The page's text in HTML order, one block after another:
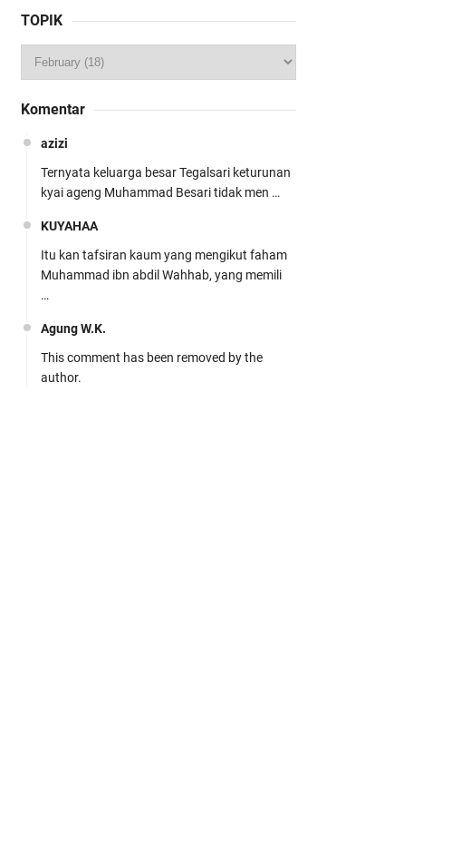
TOPIK
Komentar
azizi
Ternyata keluarga besar Tegalsari keturunan
kyai ageng Muhammad Besari tidak men …
KUYAHAA
Itu kan tafsiran kaum yang mengikut faham
Muhammad ibn abdil Wahhab, yang memili
…
Agung W.K.
This comment has been removed by the
author.